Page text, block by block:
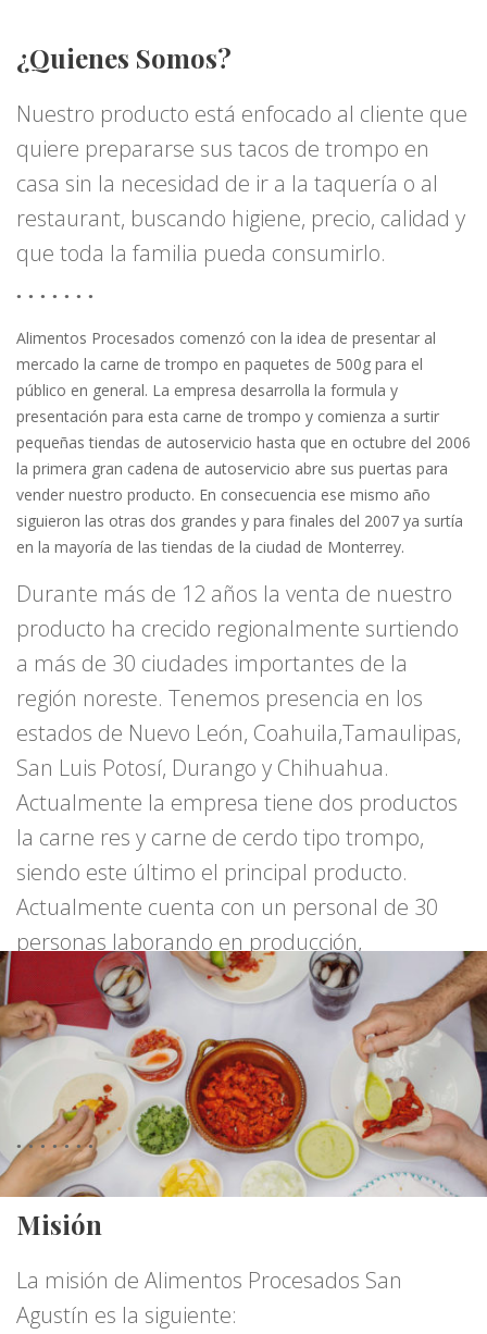
¿Quienes Somos?
Nuestro producto está enfocado al cliente que
quiere prepararse sus tacos de trompo en
casa sin la necesidad de ir a la taquería o al
restaurant, buscando higiene, precio, calidad y
que toda la familia pueda consumirlo.
Alimentos Procesados comenzó con la idea de presentar al
mercado la carne de trompo en paquetes de 500g para el
público en general. La empresa desarrolla la formula y
presentación para esta carne de trompo y comienza a surtir
pequeñas tiendas de autoservicio hasta que en octubre del 2006
la primera gran cadena de autoservicio abre sus puertas para
vender nuestro producto. En consecuencia ese mismo año
siguieron las otras dos grandes y para finales del 2007 ya surtía
en la mayoría de las tiendas de la ciudad de Monterrey.
Durante más de 12 años la venta de nuestro
producto ha crecido regionalmente surtiendo
a más de 30 ciudades importantes de la
región noreste. Tenemos presencia en los
estados de Nuevo León, Coahuila,Tamaulipas,
San Luis Potosí, Durango y Chihuahua.
Actualmente la empresa tiene dos productos
la carne res y carne de cerdo tipo trompo,
siendo este último el principal producto.
Actualmente cuenta con un personal de 30
personas laborando en producción,
administración, entregas y ventas.
Misión
La misión de Alimentos Procesados San
Agustín es la siguiente: